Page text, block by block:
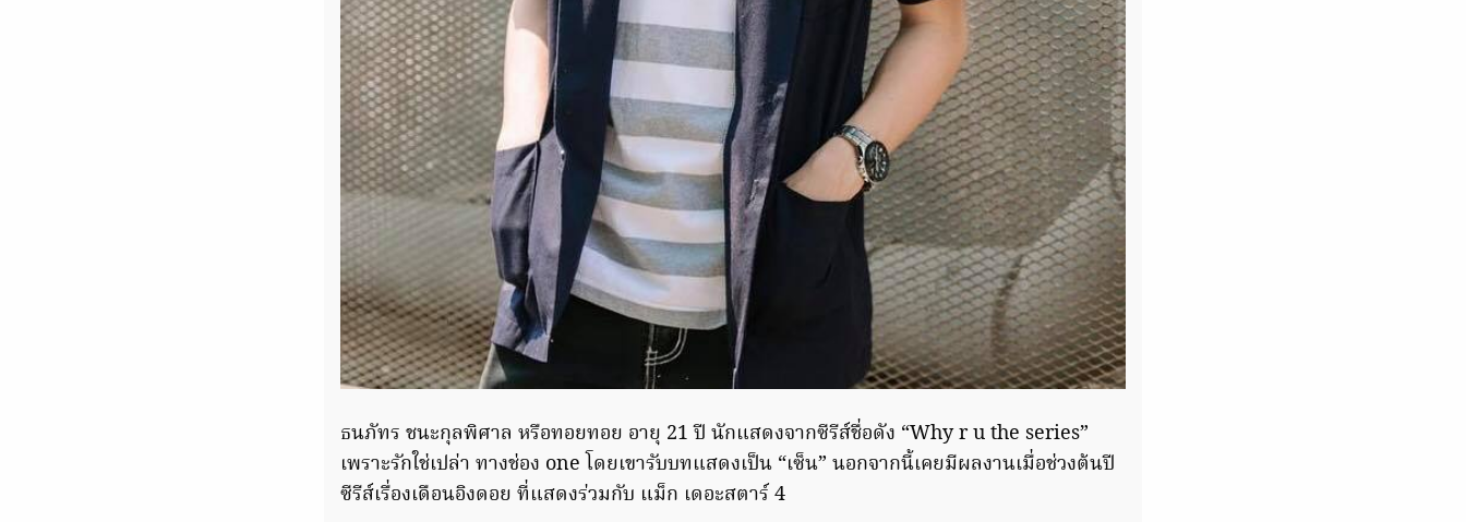
ธนภัทร ชนะกุลพิศาล หรือทอยทอย อายุ 21 ปี นักแสดงจากซีรีส์ชื่อดัง “Why r u the series”
เพราะรักใช่เปล่า ทางช่อง one โดยเขารับบทแสดงเป็น “เซ็น” นอกจากนี้เคยมีผลงานเมื่อช่วงต้นปี
ซีรีส์เรื่องเดือนอิงดอย ที่แสดงร่วมกับ แม็ก เดอะสตาร์ 4